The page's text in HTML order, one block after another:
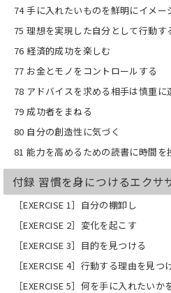
74 手に入れたいものを鮮明にイメー
75 理想を実現した自分として行動す
76 経済的成功を楽しむ
77 お金とモノをコントロールする
78 アドバイスを求める相手は慎重に
79 成功者をまねる
80 自分の創造性に気づく
81 能力を高めるための読書に時間を
付録 習慣を身につけるエクサ
［EXERCISE 1］自分の棚卸し
［EXERCISE 2］変化を起こす
［EXERCISE 3］目的を見つける
［EXERCISE 4］行動する理由を見つ
［EXERCISE 5］何を手に入れたい